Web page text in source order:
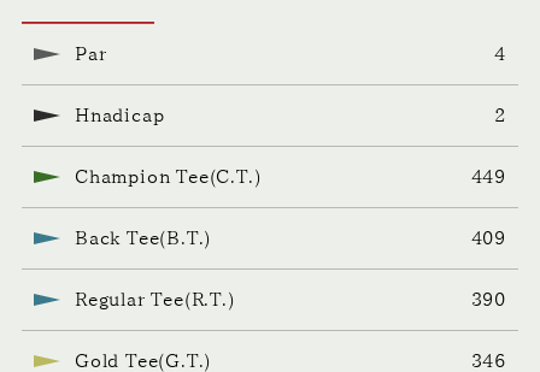
Par 4
Hnadicap 2
Champion Tee(C.T.) 449
Back Tee(B.T.) 409
Regular Tee(R.T.) 390
Gold Tee(G.T.) 346